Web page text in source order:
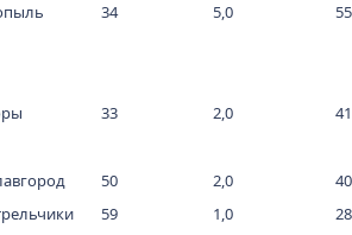
34 5,0 55
33 2,0 41
50 2,0
40
59 1,0
28